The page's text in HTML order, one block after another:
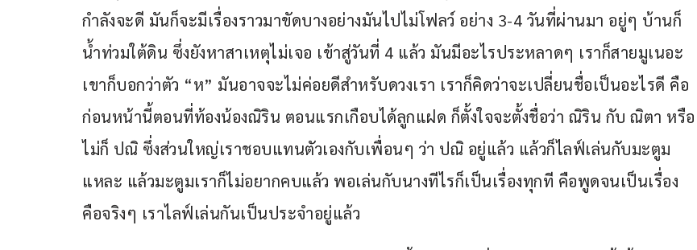
กำลังจะดี มันก็จะมีเรื่องราวมาขัดบางอย่างมันไปไม่โฟลว์ อย่าง 3-4 วันที่ผ่านมา อยู่ๆ บ้านก็
น้ำท่วมใต้ดิน ซึ่งยังหาสาเหตุไม่เจอ เข้าสู่วันที่ 4 แล้ว มันมีอะไรประหลาดๆ เราก็สายมูเนอะ
เขาก็บอกว่าตัว “ห” มันอาจจะไม่ค่อยดีสำหรับดวงเรา เราก็คิดว่าจะเปลี่ยนชื่อเป็นอะไรดี คือ
ก่อนหน้านี้ตอนที่ท้องน้องณิริน ตอนแรกเกือบได้ลูกแฝด ก็ตั้งใจจะตั้งชื่อว่า ณิริน กับ ณิตา หรือ
ไม่ก็ ปณิ ซึ่งส่วนใหญ่เราชอบแทนตัวเองกับเพื่อนๆ ว่า ปณิ อยู่แล้ว แล้วก็ไลฟ์เล่นกับมะตูม
แหละ แล้วมะตูมเราก็ไม่อยากคบแล้ว พอเล่นกับนางทีไรก็เป็นเรื่องทุกที คือพูดจนเป็นเรื่อง
คือจริงๆ เราไลฟ์เล่นกันเป็นประจำอยู่แล้ว